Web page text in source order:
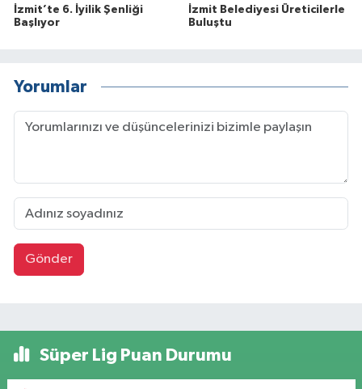
İzmit’te 6. İyilik Şenliği
Başlıyor
İzmit Belediyesi Üreticilerle
Buluştu
Yorumlar
Gönder
Süper Lig Puan Durumu